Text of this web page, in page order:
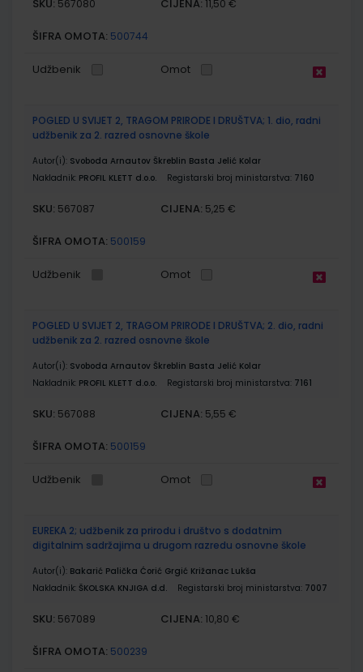
SKU: 567080 CIJENA: 11,50 €
ŠIFRA OMOTA: 500744
Udžbenik Omot
POGLED U SVIJET 2, TRAGOM PRIRODE I DRUŠTVA; 1. dio, radni
udžbenik za 2. razred osnovne škole
Autor(i): Svoboda Arnautov Škreblin Basta Jelić Kolar
Nakladnik: PROFIL KLETT d.o.o. Registarski broj ministarstva: 7160
SKU: 567087 CIJENA: 5,25 €
ŠIFRA OMOTA: 500159
Udžbenik Omot
POGLED U SVIJET 2, TRAGOM PRIRODE I DRUŠTVA; 2. dio, radni
udžbenik za 2. razred osnovne škole
Autor(i): Svoboda Arnautov Škreblin Basta Jelić Kolar
Nakladnik: PROFIL KLETT d.o.o. Registarski broj ministarstva: 7161
SKU: 567088 CIJENA: 5,55 €
ŠIFRA OMOTA: 500159
Udžbenik Omot
EUREKA 2; udžbenik za prirodu i društvo s dodatnim
digitalnim sadržajima u drugom razredu osnovne škole
Autor(i): Bakarić Palička Ćorić Grgić Križanac Lukša
Nakladnik: ŠKOLSKA KNJIGA d.d. Registarski broj ministarstva: 7007
SKU: 567089 CIJENA: 10,80 €
ŠIFRA OMOTA: 500239